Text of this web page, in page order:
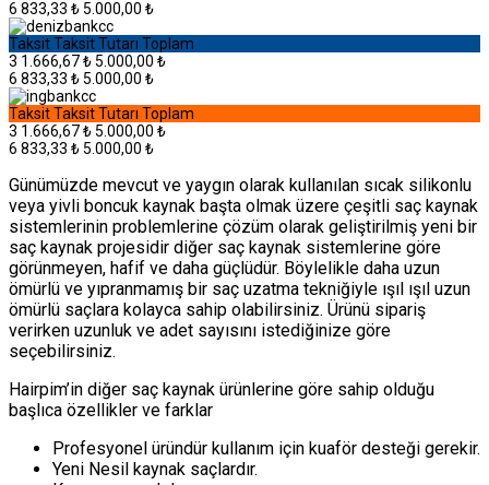
6 833,33 ₺5.000,00 ₺
TaksitTaksit Tutarı Toplam
3 1.666,67 ₺5.000,00 ₺
6 833,33 ₺5.000,00 ₺
TaksitTaksit Tutarı Toplam
3 1.666,67 ₺5.000,00 ₺
6 833,33 ₺5.000,00 ₺
Günümüzde mevcut ve yaygın olarak kullanılan sıcak silikonlu
veya yivli boncuk kaynak başta olmak üzere çeşitli saç kaynak
sistemlerinin problemlerine çözüm olarak geliştirilmiş yeni bir
saç kaynak projesidir diğer saç kaynak sistemlerine göre
görünmeyen, hafif ve daha güçlüdür. Böylelikle daha uzun
ömürlü ve yıpranmamış bir saç uzatma tekniğiyle ışıl ışıl uzun
ömürlü saçlara kolayca sahip olabilirsiniz. Ürünü sipariş
verirken uzunluk ve adet sayısını istediğinize göre
seçebilirsiniz.
Hairpim’in diğer saç kaynak ürünlerine göre sahip olduğu
başlıca özellikler ve farklar
Profesyonel üründür kullanım için kuaför desteği gerekir.
Yeni Nesil kaynak saçlardır.